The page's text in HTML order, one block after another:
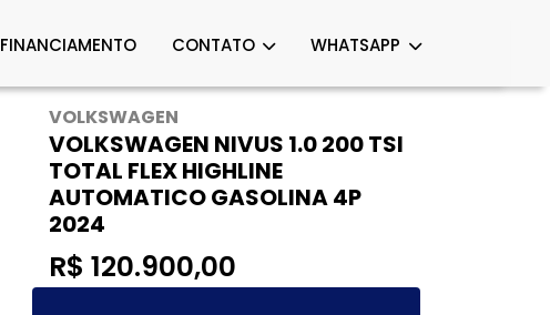
FINANCIAMENTO CONTATO WHATSAPP
VOLKSWAGEN
VOLKSWAGEN NIVUS 1.0 200 TSI
TOTAL FLEX HIGHLINE
AUTOMATICO GASOLINA 4P
2024
R$ 120.900,00